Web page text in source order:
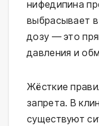
нифедипина
выбрасывает
дозу — это
давления и
Жёсткие
запрета. В
существуют